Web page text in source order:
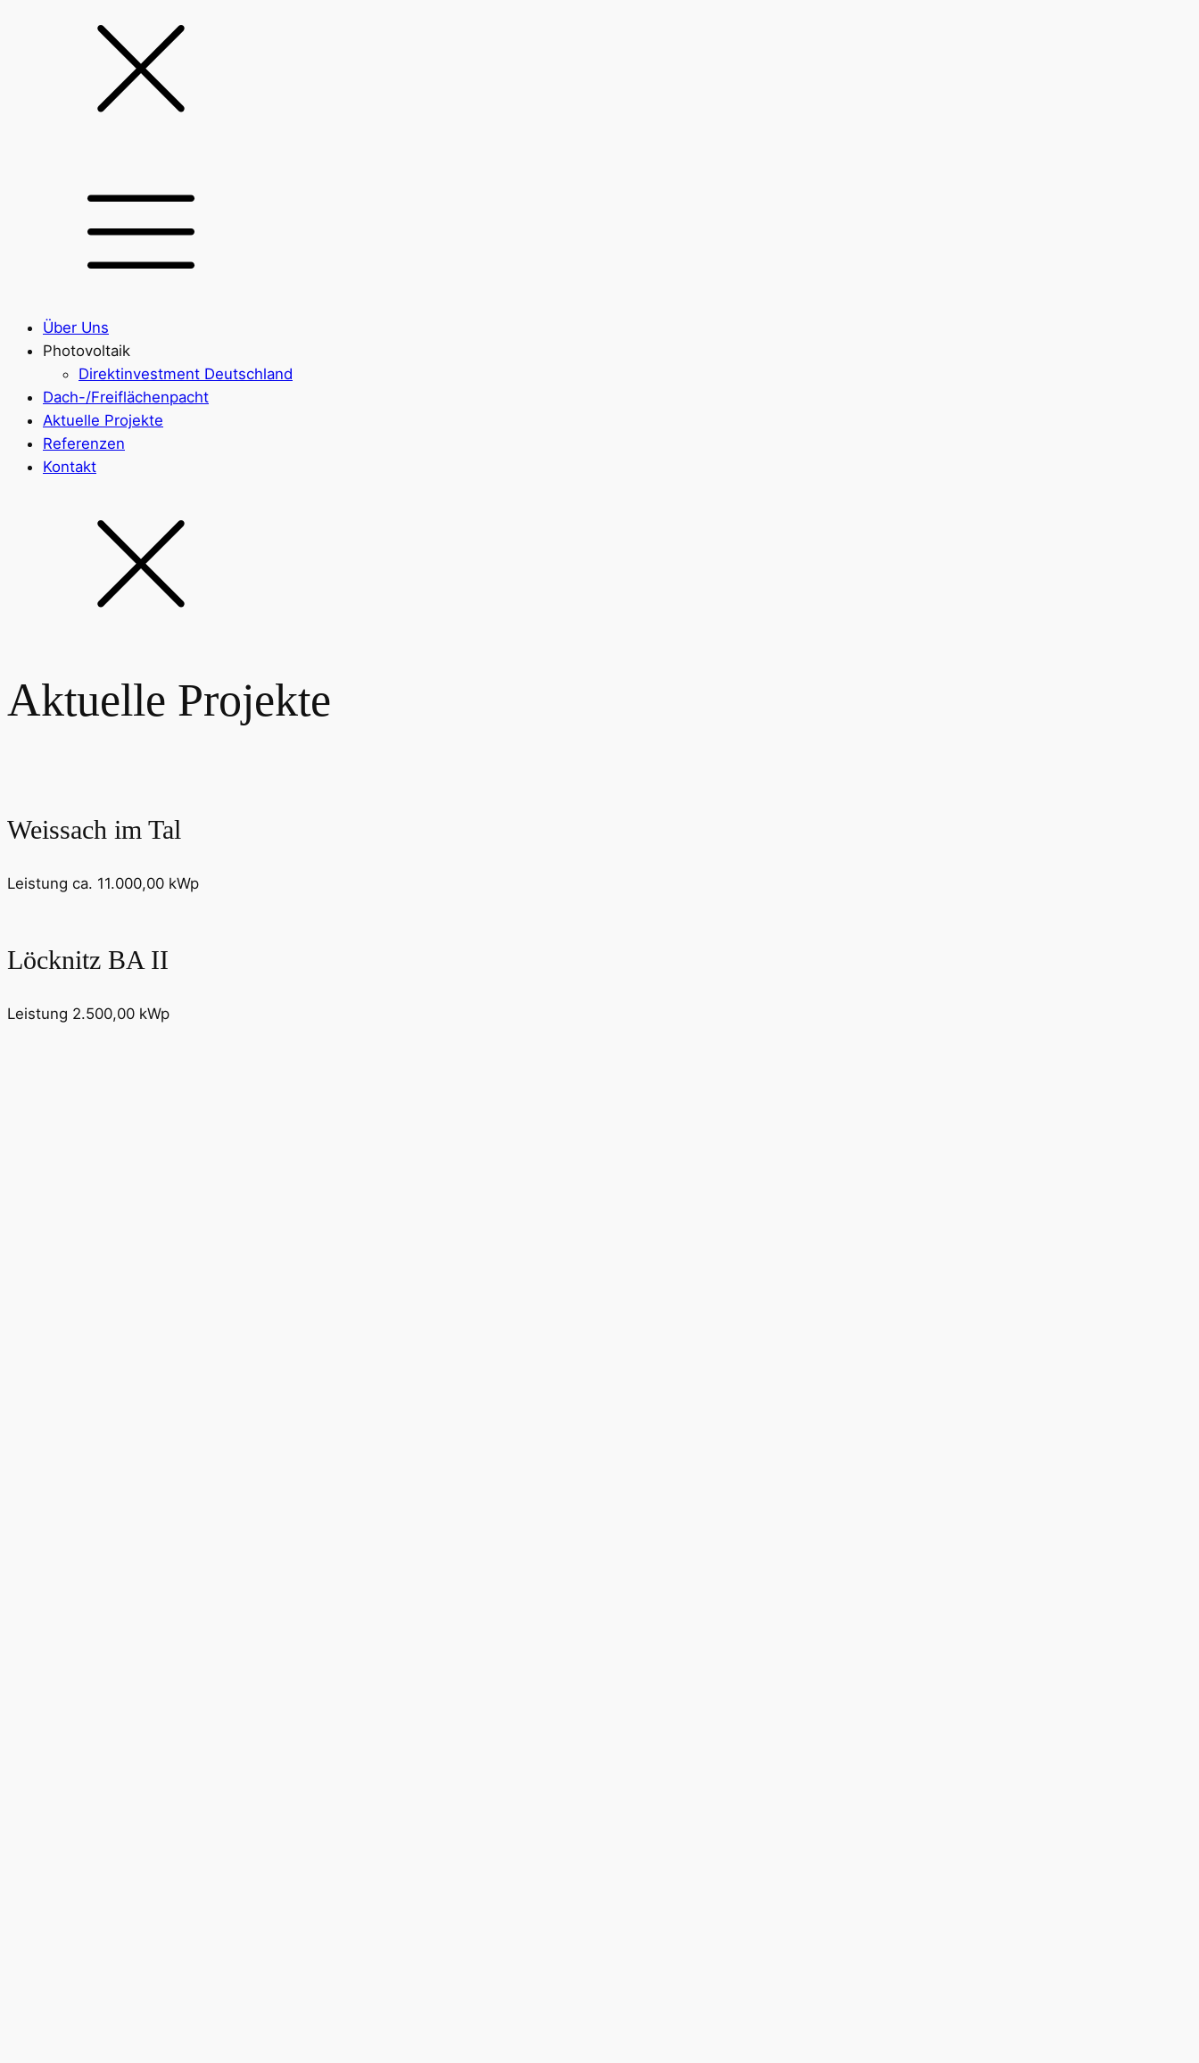
Über Uns
Photovoltaik
Direktinvestment Deutschland
Dach-/Freiflächenpacht
Aktuelle Projekte
Referenzen
Kontakt
Aktuelle Projekte
Weissach im Tal
Leistung ca. 11.000,00 kWp
Löcknitz BA II
Leistung 2.500,00 kWp